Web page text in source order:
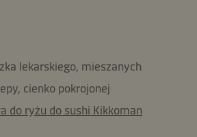
lekarskiego, mieszanych
cienko pokrojonej
do ryżu do sushi Kikkoman